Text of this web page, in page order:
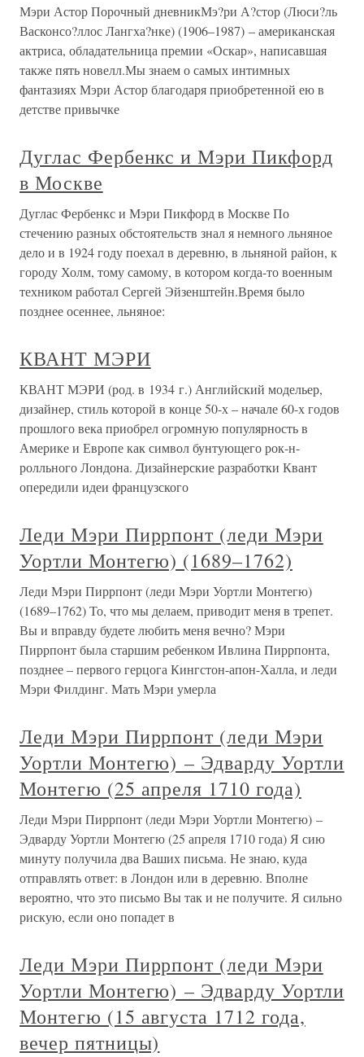
Мэри Астор Порочный дневникМэ?ри А?стор (Люси?ль
Васконсо?ллос Лангха?нке) (1906–1987) – американская
актриса, обладательница премии «Оскар», написавшая
также пять новелл.Мы знаем о самых интимных
фантазиях Мэри Астор благодаря приобретенной ею в
детстве привычке
Дуглас Фербенкс и Мэри Пикфорд
в Москве
Дуглас Фербенкс и Мэри Пикфорд в Москве По
стечению разных обстоятельств знал я немного льняное
дело и в 1924 году поехал в деревню, в льняной район, к
городу Холм, тому самому, в котором когда-то военным
техником работал Сергей Эйзенштейн.Время было
позднее осеннее, льняное:
КВАНТ МЭРИ
КВАНТ МЭРИ (род. в 1934 г.) Английский модельер,
дизайнер, стиль которой в конце 50-х – начале 60-х годов
прошлого века приобрел огромную популярность в
Америке и Европе как символ бунтующего рок-н-
ролльного Лондона. Дизайнерские разработки Квант
опередили идеи французского
Леди Мэри Пиррпонт (леди Мэри
Уортли Монтегю) (1689–1762)
Леди Мэри Пиррпонт (леди Мэри Уортли Монтегю)
(1689–1762) То, что мы делаем, приводит меня в трепет.
Вы и вправду будете любить меня вечно? Мэри
Пиррпонт была старшим ребенком Ивлина Пиррпонта,
позднее – первого герцога Кингстон-апон-Халла, и леди
Мэри Филдинг. Мать Мэри умерла
Леди Мэри Пиррпонт (леди Мэри
Уортли Монтегю) – Эдварду Уортли
Монтегю (25 апреля 1710 года)
Леди Мэри Пиррпонт (леди Мэри Уортли Монтегю) –
Эдварду Уортли Монтегю (25 апреля 1710 года) Я сию
минуту получила два Ваших письма. Не знаю, куда
отправлять ответ: в Лондон или в деревню. Вполне
вероятно, что это письмо Вы так и не получите. Я сильно
рискую, если оно попадет в
Леди Мэри Пиррпонт (леди Мэри
Уортли Монтегю) – Эдварду Уортли
Монтегю (15 августа 1712 года,
вечер пятницы)